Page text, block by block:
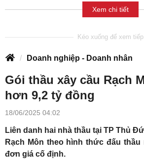
Xem chi tiết
Doanh nghiệp - Doanh nhân
Gói thầu xây cầu Rạch
hơn 9,2 tỷ đồng
18/06/2025 04:02
Liên danh hai nhà thầu tại TP Thủ
Rạch Môn theo hình thức đấu
đơn giá cố định.